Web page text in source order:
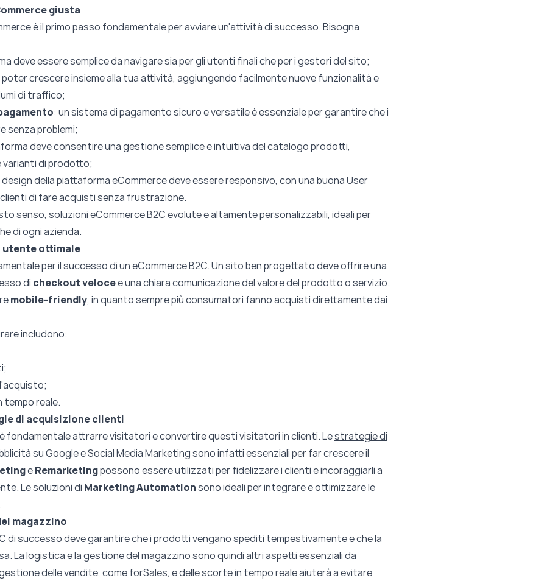
giusta
è il primo passo fondamentale per avviare un'attività di successo. Bisogna
deve essere semplice da navigare sia per gli utenti finali che per i gestori del sito;
crescere insieme alla tua attività, aggiungendo facilmente nuove funzionalità e
di traffico;
: un sistema di pagamento sicuro e versatile è essenziale per garantire che i
senza problemi;
deve consentire una gestione semplice e intuitiva del catalogo prodotti,
varianti di prodotto;
design della piattaforma eCommerce deve essere responsivo, con una buona User
di fare acquisti senza frustrazione.
senso, soluzioni eCommerce B2Cevolute e altamente personalizzabili, ideali per
di ogni azienda.
utente ottimale
per il successo di un eCommerce B2C. Un sito ben progettato deve offrire una
di checkout velocee una chiara comunicazione del valore del prodotto o servizio.
mobile-friendly, in quanto sempre più consumatori fanno acquisti direttamente dai
includono:
tempo reale.
di acquisizione clienti
fondamentale attrarre visitatori e convertire questi visitatori in clienti. Lestrategie di
su Google e Social Media Marketing sono infatti essenziali per far crescere il
eRemarketingpossono essere utilizzati per fidelizzare i clienti e incoraggiarli a
Le soluzioni di Marketing Automationsono ideali per integrare e ottimizzare le
magazzino
di successo deve garantire che i prodotti vengano spediti tempestivamente e che la
La logistica e la gestione del magazzino sono quindi altri aspetti essenziali da
delle vendite, comeforSales, e delle scorte in tempo reale aiuterà a evitare